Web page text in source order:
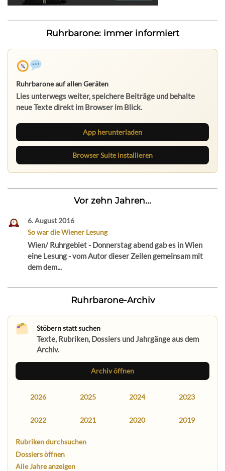
Ruhrbarone: immer informiert
Ruhrbarone auf allen Geräten
Lies unterwegs weiter, speichere Beiträge und behalte
neue Texte direkt im Browser im Blick.
App herunterladen
Browser Suite installieren
Vor zehn Jahren...
6. August 2016
So war die Wiener Lesung
Wien/ Ruhrgebiet - Donnerstag abend gab es in Wien
eine Lesung - vom Autor dieser Zeilen gemeinsam mit
dem dem...
Ruhrbarone-Archiv
Stöbern statt suchen
Texte, Rubriken, Dossiers und Jahrgänge aus dem
Archiv.
Archiv öffnen
2026 2025 2024 2023
2022 2021 2020 2019
Rubriken durchsuchen
Dossiers öffnen
Alle Jahre anzeigen